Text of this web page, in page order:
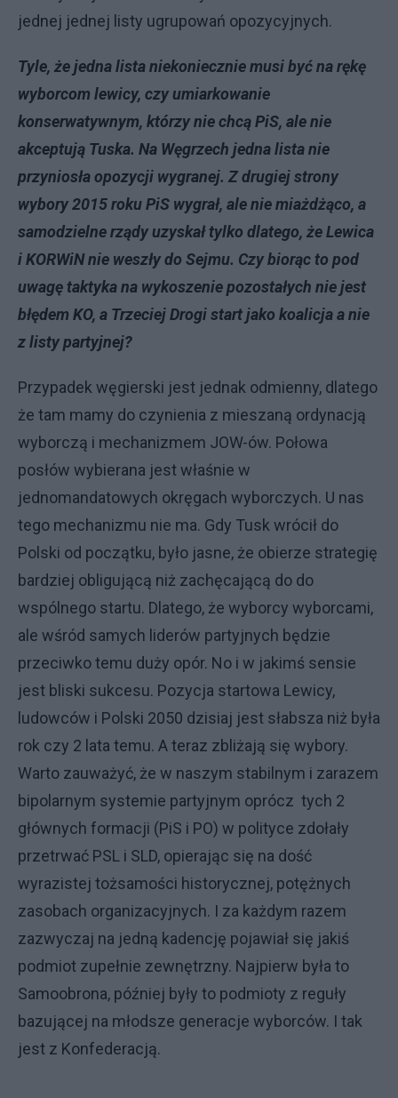
jednej jednej listy ugrupowań opozycyjnych.
Tyle, że jedna lista niekoniecznie musi być na rękę
wyborcom lewicy, czy umiarkowanie
konserwatywnym, którzy nie chcą PiS, ale nie
akceptują Tuska. Na Węgrzech jedna lista nie
przyniosła opozycji wygranej. Z drugiej strony
wybory 2015 roku PiS wygrał, ale nie miażdżąco, a
samodzielne rządy uzyskał tylko dlatego, że Lewica
i KORWiN nie weszły do Sejmu. Czy biorąc to pod
uwagę taktyka na wykoszenie pozostałych nie jest
błędem KO, a Trzeciej Drogi start jako koalicja a nie
z listy partyjnej?
Przypadek węgierski jest jednak odmienny, dlatego
że tam mamy do czynienia z mieszaną ordynacją
wyborczą i mechanizmem JOW-ów. Połowa
posłów wybierana jest właśnie w
jednomandatowych okręgach wyborczych. U nas
tego mechanizmu nie ma. Gdy Tusk wrócił do
Polski od początku, było jasne, że obierze strategię
bardziej obligującą niż zachęcającą do do
wspólnego startu. Dlatego, że wyborcy wyborcami,
ale wśród samych liderów partyjnych będzie
przeciwko temu duży opór. No i w jakimś sensie
jest bliski sukcesu. Pozycja startowa Lewicy,
ludowców i Polski 2050 dzisiaj jest słabsza niż była
rok czy 2 lata temu. A teraz zbliżają się wybory.
Warto zauważyć, że w naszym stabilnym i zarazem
bipolarnym systemie partyjnym oprócz tych 2
głównych formacji (PiS i PO) w polityce zdołały
przetrwać PSL i SLD, opierając się na dość
wyrazistej tożsamości historycznej, potężnych
zasobach organizacyjnych. I za każdym razem
zazwyczaj na jedną kadencję pojawiał się jakiś
podmiot zupełnie zewnętrzny. Najpierw była to
Samoobrona, później były to podmioty z reguły
bazującej na młodsze generacje wyborców. I tak
jest z Konfederacją.